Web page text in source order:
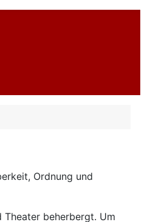
Ordnung und
Theater beherbergt. Um